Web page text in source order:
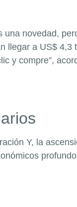
novedad,
llegar a US$
y compre”,
Y, la